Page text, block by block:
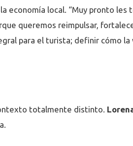
economía local. “Muy pronto
queremos reimpulsar,
para el turista; definir cómo la
totalmente distinto.